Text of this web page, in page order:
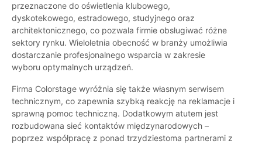
przeznaczone do oświetlenia klubowego,
dyskotekowego, estradowego, studyjnego oraz
architektonicznego, co pozwala firmie obsługiwać różne
sektory rynku. Wieloletnia obecność w branży umożliwia
dostarczanie profesjonalnego wsparcia w zakresie
wyboru optymalnych urządzeń.
Firma Colorstage wyróżnia się także własnym serwisem
technicznym, co zapewnia szybką reakcję na reklamacje i
sprawną pomoc techniczną. Dodatkowym atutem jest
rozbudowana sieć kontaktów międzynarodowych –
poprzez współpracę z ponad trzydziestoma partnerami z